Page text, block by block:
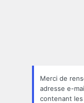
oublié
Merci de
adresse e-
contenant